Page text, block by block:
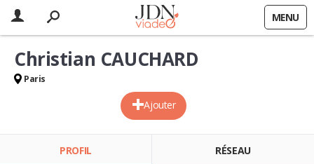
MENU
Ajouter
Christian CAUCHARD
Paris
PROFIL RÉSEAU